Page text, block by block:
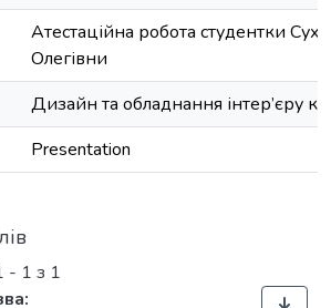
Атестаційна робота студентки
Олегівни
Дизайн та обладнання інтер’єру
Presentation
- 1 з 1